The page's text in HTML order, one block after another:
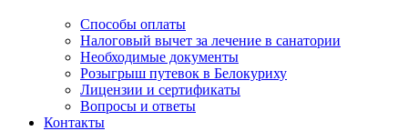
Способы оплаты
Налоговый вычет за лечение в санатории
Необходимые документы
Розыгрыш путевок в Белокуриху
Лицензии и сертификаты
Вопросы и ответы
Контакты